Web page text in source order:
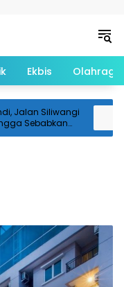
Ekbis Olahraga
Jalan Siliwangi
Sebabkan